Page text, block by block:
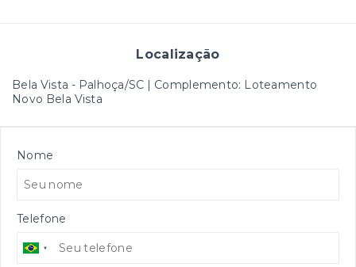
Localização
Bela Vista - Palhoça/SC | Complemento: Loteamento
Novo Bela Vista
Nome
Telefone